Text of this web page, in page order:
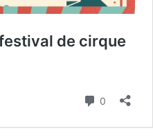
de cirque
0